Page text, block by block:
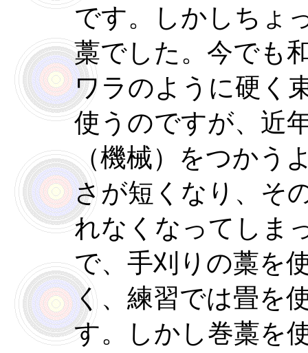
です。しかしちょ
藁でした。今でも
ワラのように硬く
使うのですが、近
（機械）をつかう
さが短くなり、そ
れなくなってしま
で、手刈りの藁を
く、練習では畳を
す。しかし巻藁を